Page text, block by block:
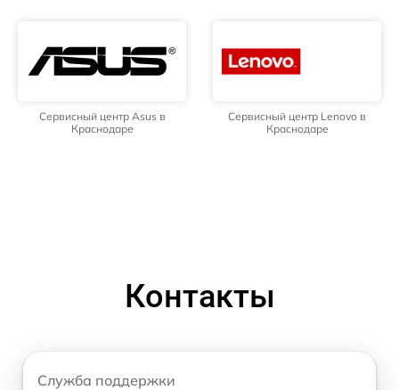
Сервисный центр Asus в
Краснодаре
Сервисный центр Lenovo в
Краснодаре
Контакты
Служба поддержки